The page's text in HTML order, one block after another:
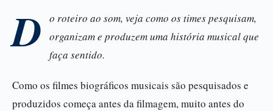
D
o roteiro ao som, veja como os times pesquisam,
organizam e produzem uma história musical que
faça sentido.
Como os filmes biográficos musicais são pesquisados e
produzidos começa antes da filmagem, muito antes do